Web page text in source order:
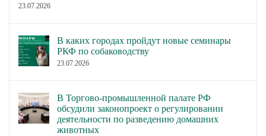
23.07.2026
В каких городах пройдут новые семинары
РКФ по собаководству
23.07.2026
В Торгово-промышленной палате РФ
обсудили законопроект о регулировании
деятельности по разведению домашних
животных